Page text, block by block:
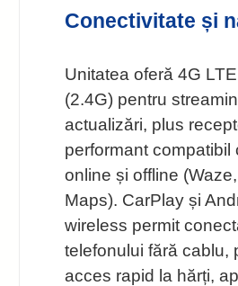
Conectivitate și
Unitatea oferă 4G LTE
(2.4G) pentru
actualizări, plus
performant compatibil
online și offline
Maps). CarPlay și
wireless permit
telefonului fără cablu,
acces rapid la hărți,